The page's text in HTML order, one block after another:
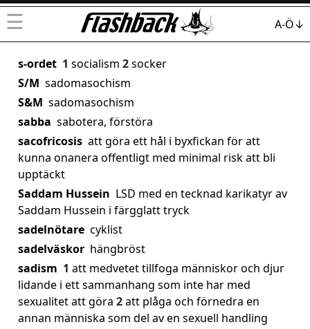
☰ A-Ö↓
s-ordet 1 socialism 2socker
S/M sadomasochism
S&M sadomasochism
sabba sabotera, förstöra
sacofricosis att göra ett hål i byxfickan för att
kunna onanera offentligt med minimal risk att bli
upptäckt
Saddam Hussein LSD med en tecknad karikatyr av
Saddam Hussein i färgglatt tryck
sadelnötare cyklist
sadelväskor hängbröst
sadism 1 att medvetet tillfoga människor och djur
lidande i ett sammanhang som inte har med
sexualitet att göra 2att plåga och förnedra en
annan människa som del av en sexuell handling